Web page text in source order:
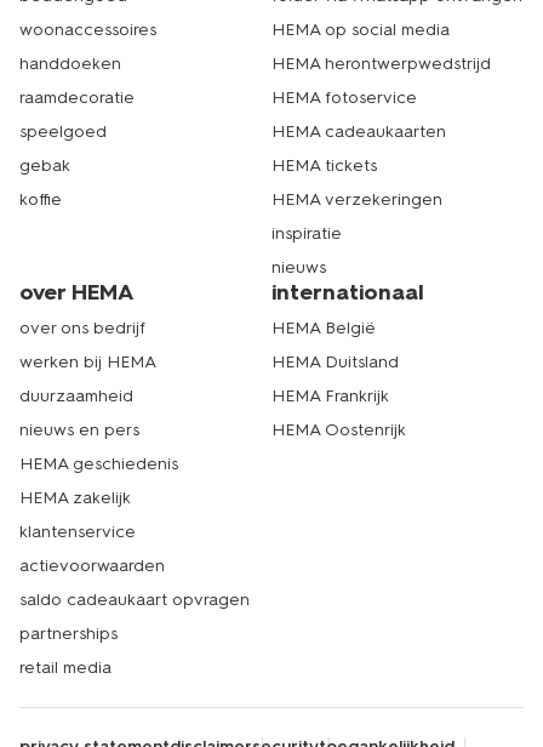
woonaccessoires
handdoeken
raamdecoratie
speelgoed
gebak
koffie
HEMA op social media
HEMA herontwerpwedstrijd
HEMA fotoservice
HEMA cadeaukaarten
HEMA tickets
HEMA verzekeringen
inspiratie
nieuws
over HEMA
over ons bedrijf
werken bij HEMA
duurzaamheid
nieuws en pers
HEMA geschiedenis
HEMA zakelijk
klantenservice
actievoorwaarden
saldo cadeaukaart opvragen
partnerships
retail media
internationaal
HEMA België
HEMA Duitsland
HEMA Frankrijk
HEMA Oostenrijk